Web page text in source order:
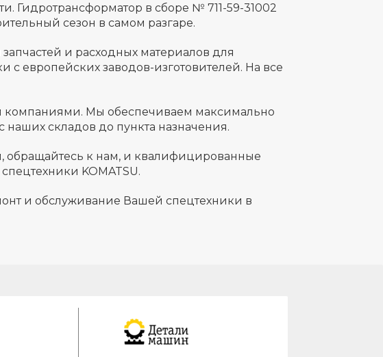
Гидротрансформатор в сборе № 711-59-31002
сезон в самом разгаре.
и расходных материалов для
европейских заводов-изготовителей. На все
компаниями. Мы обеспечиваем максимально
наших складов до пункта назначения.
обращайтесь к нам, и квалифицированные
KOMATSU.
и обслуживание Вашей спецтехники в